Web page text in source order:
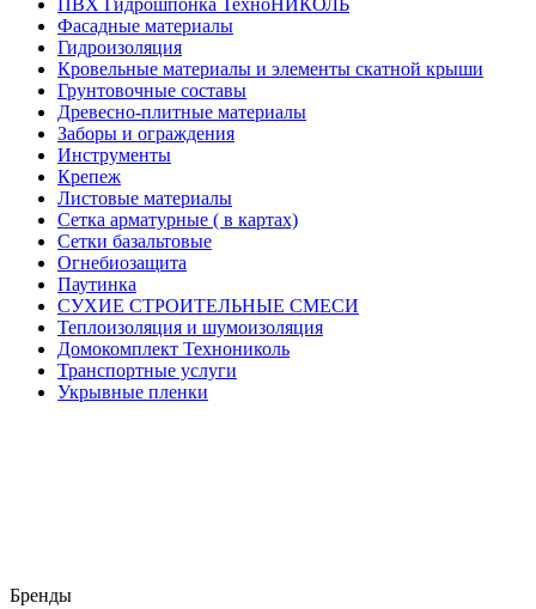
ПВХ Гидрошпонка ТехноНИКОЛЬ
Фасадные материалы
Гидроизоляция
Кровельные материалы и элементы скатной крыши
Грунтовочные составы
Древесно-плитные материалы
Заборы и ограждения
Инструменты
Крепеж
Листовые материалы
Сетка арматурные ( в картах)
Сетки базальтовые
Огнебиозащита
Паутинка
СУХИЕ СТРОИТЕЛЬНЫЕ СМЕСИ
Теплоизоляция и шумоизоляция
Домокомплект Технониколь
Транспортные услуги
Укрывные пленки
Бренды